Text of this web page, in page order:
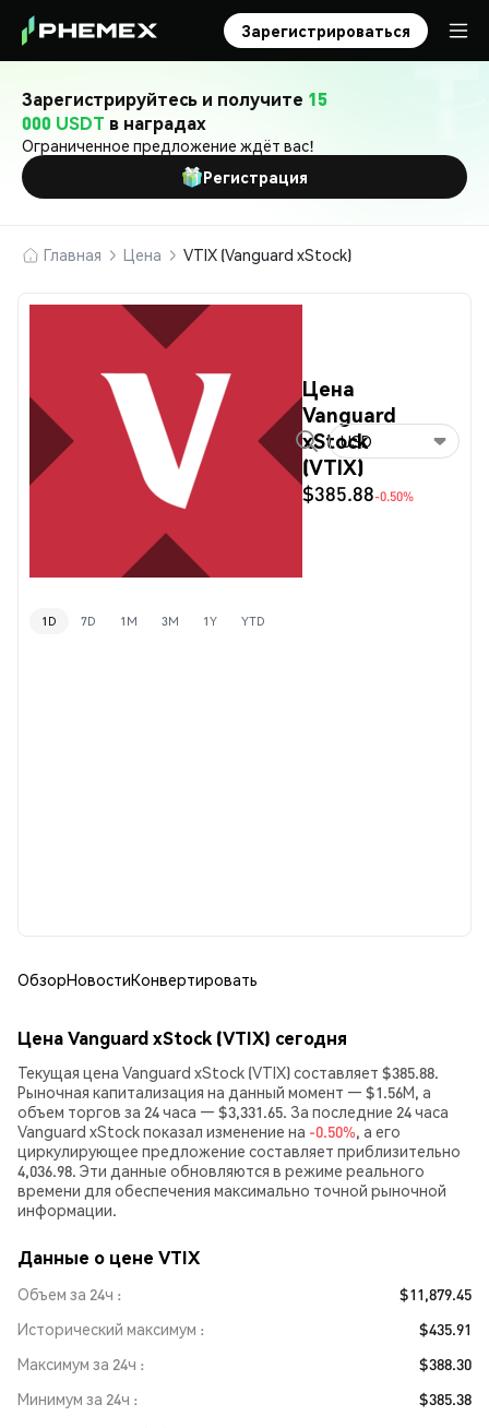
Зарегистрироваться
Зарегистрируйтесь и получите 15
000 USDT в наградах
Ограниченное предложение ждёт вас!
Регистрация
Главная Цена VTIX (Vanguard xStock)
Цена
Vanguard
xStock
(VTIX)
$385.88-0.50%
USD
1D 7D 1M 3M 1Y YTD
ОбзорНовостиКонвертировать
Цена Vanguard xStock (VTIX) сегодня
Текущая цена Vanguard xStock (VTIX) составляет $385.88.
Рыночная капитализация на данный момент — $1.56M, а
объем торгов за 24 часа — $3,331.65. За последние 24 часа
Vanguard xStock показал изменение на -0.50%, а его
циркулирующее предложение составляет приблизительно
4,036.98. Эти данные обновляются в режиме реального
времени для обеспечения максимально точной рыночной
информации.
Данные о цене VTIX
Объем за 24ч
$11,879.45
Исторический максимум
$435.91
Максимум за 24ч
$388.30
Минимум за 24ч
$385.38